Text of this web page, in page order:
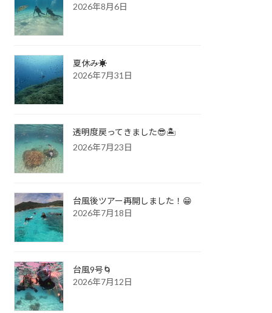
2026年8月6日
夏休み☀️
2026年7月31日
透明度戻ってきました😎🏝️
2026年7月23日
台風後ツアー再開しました！😁
2026年7月18日
台風9号🌀
2026年7月12日